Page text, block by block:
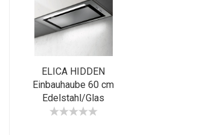
ELICA HIDDEN
Einbauhaube 60 cm
Edelstahl/Glas
PRF0097676 EEK B